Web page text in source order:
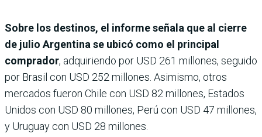
Sobre los destinos, el informe señala que al cierre
de julio Argentina se ubicó como el principal
comprador, adquiriendo por USD 261 millones, seguido
por Brasil con USD 252 millones. Asimismo, otros
mercados fueron Chile con USD 82 millones, Estados
Unidos con USD 80 millones, Perú con USD 47 millones,
y Uruguay con USD 28 millones.